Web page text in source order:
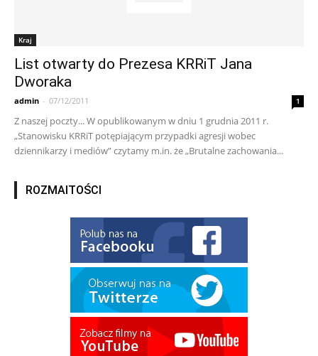
Kraj
List otwarty do Prezesa KRRiT Jana
Dworaka
admin - 07/12/2011 1
Z naszej poczty... W opublikowanym w dniu 1 grudnia 2011 r.
„Stanowisku KRRiT potępiającym przypadki agresji wobec
dziennikarzy i mediów” czytamy m.in. że „Brutalne zachowania...
ROZMAITOŚCI